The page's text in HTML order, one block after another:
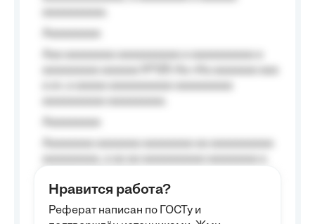
Aaaaaaaaa
Aaaaaaaaaa aa aaa aaaaaaaaa, a aaa
Нравится работа?
Реферат написан по ГОСТу и